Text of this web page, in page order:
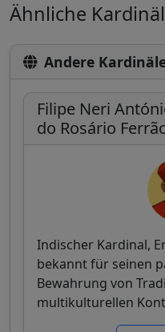
Ähnliche
Andere
Filipe Neri
do Rosário
Indischer Kardinal,
bekannt für seinen
Bewahrung von
multikulturellen